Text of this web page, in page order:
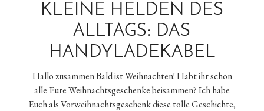
KLEINE HELDEN DES
ALLTAGS: DAS
HANDYLADEKABEL
Hallo zusammen Bald ist Weihnachten! Habt ihr schon
alle Eure Weihnachtsgeschenke beisammen? Ich habe
Euch als Vorweihnachtsgeschenk diese tolle Geschichte,